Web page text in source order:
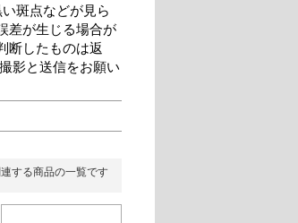
斑点などが見ら
差が生じる場合が
断したものは返
影と送信をお願い
する商品の一覧です